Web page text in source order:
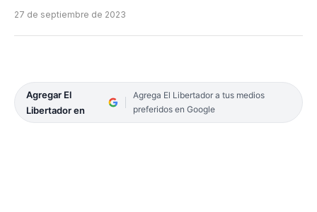
27 de septiembre de 2023
Agregar El
Libertador en
Agrega El Libertador a tus medios
preferidos en Google